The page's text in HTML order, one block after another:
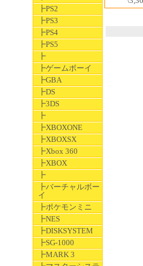
┣PS2
┣PS3
┣PS4
┣PS5
┣
┣ゲームボーイ
┣GBA
┣DS
┣3DS
┣
┣XBOXONE
┣XBOXSX
┣Xbox 360
┣XBOX
┣
┣バーチャルボー
イ
┣ポケモンミニ
┣NES
┣DISKSYSTEM
┣SG-1000
┣MARK 3